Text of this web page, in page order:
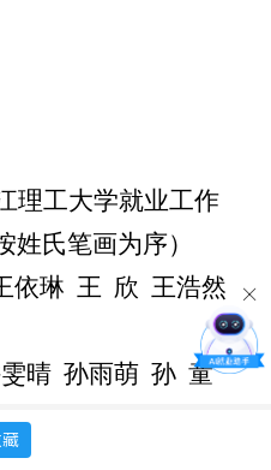
理工大学就业工作
姓氏笔画为序）
依琳 王 欣 王浩然
晴 孙雨萌 孙 童
宇